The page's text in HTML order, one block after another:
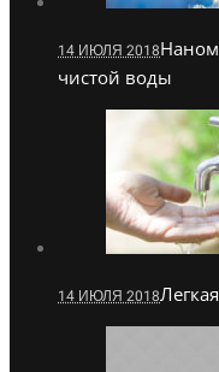
14 ИЮЛЯ 2018
чистой воды
14 ИЮЛЯ 2018